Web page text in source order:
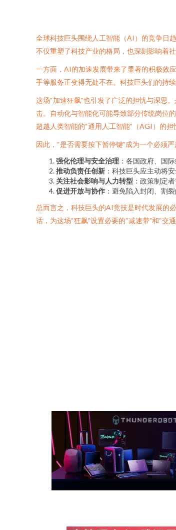
全球科技巨头围绕人工智能（AI）的竞争日
不仅重塑了科技产业的格局，也深刻影响着社
一方面，AI的加速发展带来了显著的积极效
手等服务正变得无处不在。科技巨头们的持
这场“加速狂飙”也引发了广泛的担忧与深思
击。自动化与智能化可能导致部分传统岗位
超越人类智能的“通用人工智能”（AGI）的
因此，“是否需要按下暂停键”成为一个必须
强化伦理与安全治理 ：各国政府、国
推动负责任创新 ：科技巨头应主动将
关注社会影响与人力转型 ：政策制定
促进开放与协作 ：避免陷入封闭、割
总而言之，科技巨头的AI竞技是时代发展的
话，为这场“狂飙”设置必要的“减速带”和“